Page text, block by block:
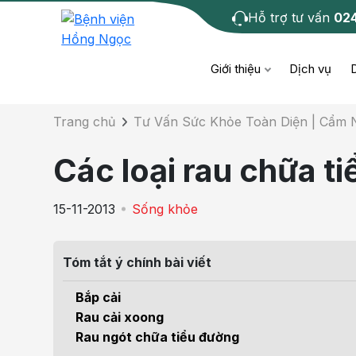
Hỗ trợ tư vấn
Giới thiệu Dịch vụ
Cơ xương khớp
Tiêm chủng
Điện quang can thiệp
Chi tiết bài tư
Trang chủ Tư Vấn Sức Khỏe Toàn Diện | Cẩm
Các loại rau chữa
15-11-2013 Sống khỏe
Tóm tắt ý chính bài viết
Bắp cải
Rau cải xoong
Rau ngót chữa tiểu đường